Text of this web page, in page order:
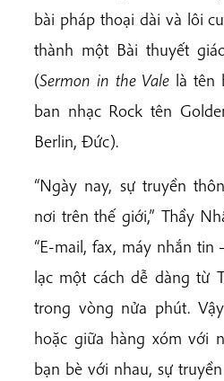
bài pháp thoại dài và lôi
thành một Bài thuyết
(Sermon in the Vale là tên
ban nhạc Rock tên
Berlin, Đức).
“Ngày nay, sự truyền
nơi trên thế giới,” Thầy
“E-mail, fax, máy nhắn
lạc một cách dễ dàng từ
trong vòng nửa phút.
hoặc giữa hàng xóm với
bạn bè với nhau, sự